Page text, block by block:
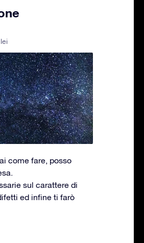
come fare, posso
sul carattere di
ed infine ti farò